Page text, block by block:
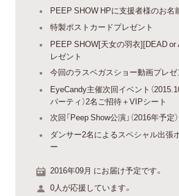
PEEP SHOW HPに支援者様のお名
特製ポストカードプレゼント
PEEP SHOW[天女の羽衣][DEAD
レゼント
今回のラスベガスショー動画プレゼ
EyeCandy主催次回イベント（
パーティ）2名ご招待＋VIPシート
次回「Peep Show公演」（2016年予定
ダンサー2名によるスペシャル出張
ー
2016年09月 にお届け予定です。
0人が応援しています。